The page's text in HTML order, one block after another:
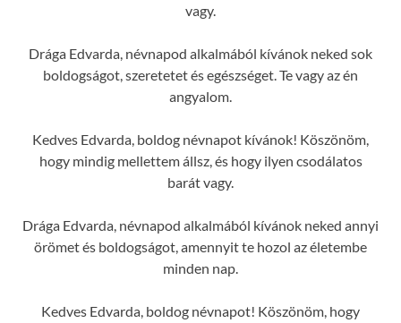
vagy.
Drága Edvarda, névnapod alkalmából kívánok neked sok
boldogságot, szeretetet és egészséget. Te vagy az én
angyalom.
Kedves Edvarda, boldog névnapot kívánok! Köszönöm,
hogy mindig mellettem állsz, és hogy ilyen csodálatos
barát vagy.
Drága Edvarda, névnapod alkalmából kívánok neked annyi
örömet és boldogságot, amennyit te hozol az életembe
minden nap.
Kedves Edvarda, boldog névnapot! Köszönöm, hogy